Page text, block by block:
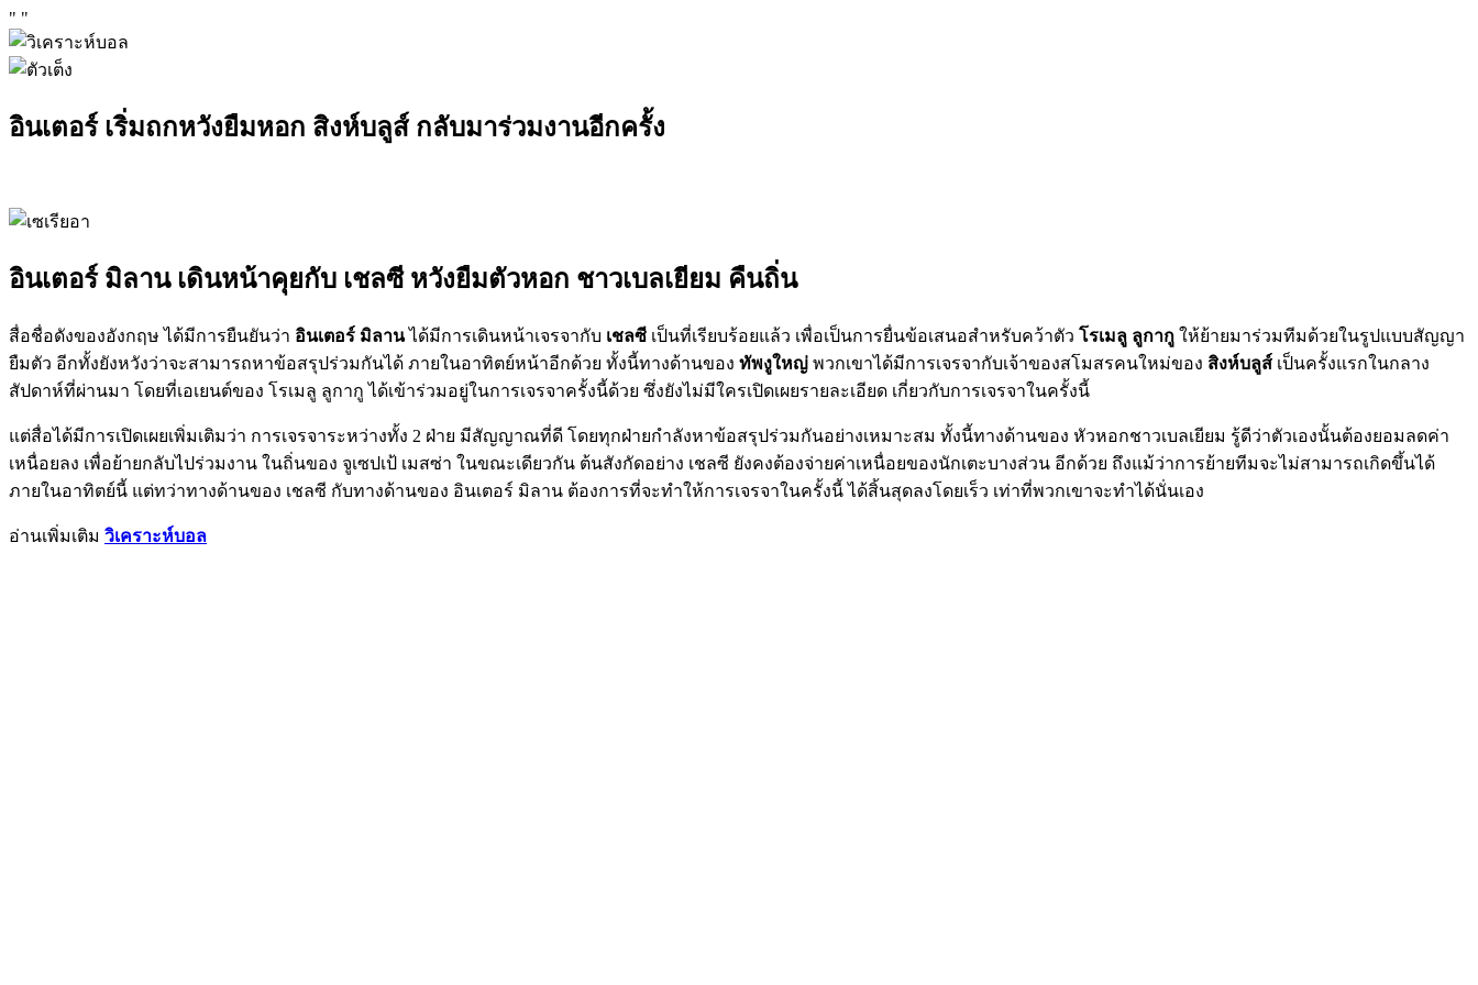
" "
อินเตอร์ เริ่มถกหวังยืมหอก สิงห์บลูส์ กลับมาร่วมงานอีกครั้ง
อินเตอร์ มิลาน เดินหน้าคุยกับ เชลซี หวังยืมตัวหอก ชาวเบลเยียม คืนถิ่น
สื่อชื่อดังของอังกฤษ ได้มีการยืนยันว่า อินเตอร์ มิลานได้มีการเดินหน้าเจรจากับ เชลซี เป็นที่เรียบร้อยแล้ว เพื่อเป็นการยื่นข้อเสนอสำหรับคว้าตัว โรเมลู ลูกากู ให้ย้ายมาร่วมทีมด้วยในรูปแบบสัญญา
ยืมตัว อีกทั้งยังหวังว่าจะสามารถหาข้อสรุปร่วมกันได้ ภายในอาทิตย์หน้าอีกด้วย ทั้งนี้ทางด้านของ ทัพงูใหญ่ พวกเขาได้มีการเจรจากับเจ้าของสโมสรคนใหม่ของ สิงห์บลูส์ เป็นครั้งแรกในกลาง
สัปดาห์ที่ผ่านมา โดยที่เอเยนต์ของ โรเมลู ลูกากู ได้เข้าร่วมอยู่ในการเจรจาครั้งนี้ด้วย ซึ่งยังไม่มีใครเปิดเผยรายละเอียด เกี่ยวกับการเจรจาในครั้งนี้
แต่สื่อได้มีการเปิดเผยเพิ่มเติมว่า การเจรจาระหว่างทั้ง 2 ฝ่าย มีสัญญาณที่ดี โดยทุกฝ่ายกำลังหาข้อสรุปร่วมกันอย่างเหมาะสม ทั้งนี้ทางด้านของ หัวหอกชาวเบลเยียม รู้ดีว่าตัวเองนั้นต้องยอมลดค่า
เหนื่อยลง เพื่อย้ายกลับไปร่วมงาน ในถิ่นของ จูเซปเป้ เมสซ่า ในขณะเดียวกัน ต้นสังกัดอย่าง เชลซี ยังคงต้องจ่ายค่าเหนื่อยของนักเตะบางส่วน อีกด้วย ถึงแม้ว่าการย้ายทีมจะไม่สามารถเกิดขึ้นได้
ภายในอาทิตย์นี้ แต่ทว่าทางด้านของ เชลซี กับทางด้านของ อินเตอร์ มิลาน ต้องการที่จะทำให้การเจรจาในครั้งนี้ ได้สิ้นสุดลงโดยเร็ว เท่าที่พวกเขาจะทำได้นั่นเอง
อ่านเพิ่มเติม วิเคราะห์บอล